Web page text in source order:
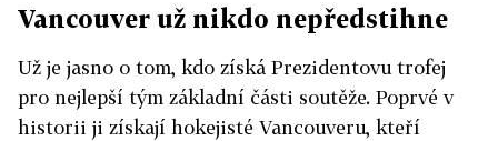
Vancouver už nikdo nepředstihne
Už je jasno o tom, kdo získá Prezidentovu trofej
pro nejlepší tým základní části soutěže. Poprvé v
historii ji získají hokejisté Vancouveru, kteří